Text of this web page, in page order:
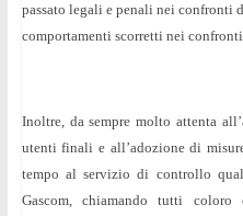
passato legali e penali nei confronti
comportamenti scorretti nei
Inoltre, da sempre molto attenta
utenti finali e all’adozione di
tempo al servizio di controllo
Gascom, chiamando tutti